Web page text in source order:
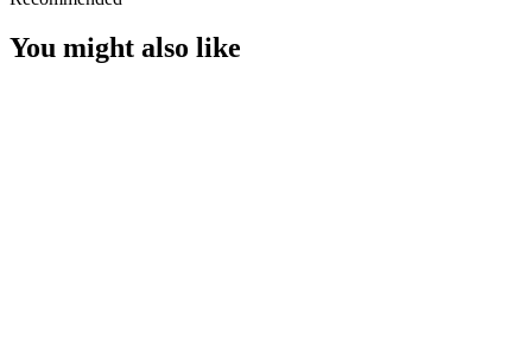
You might also like